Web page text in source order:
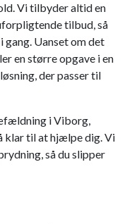
Vi tilbyder altid en
tilbud, så
gang. Uanset om det
en større opgave i en
der passer til
i Viborg,
klar til at hjælpe dig. Vi
så du slipper